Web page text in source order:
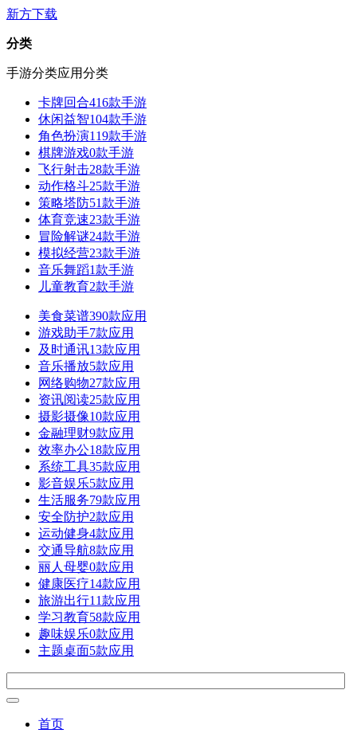
新方下载
分类
手游分类应用分类
卡牌回合416款手游
休闲益智104款手游
角色扮演119款手游
棋牌游戏0款手游
飞行射击28款手游
动作格斗25款手游
策略塔防51款手游
体育竞速23款手游
冒险解谜24款手游
模拟经营23款手游
音乐舞蹈1款手游
儿童教育2款手游
美食菜谱390款应用
游戏助手7款应用
及时通讯13款应用
音乐播放5款应用
网络购物27款应用
资讯阅读25款应用
摄影摄像10款应用
金融理财9款应用
效率办公18款应用
系统工具35款应用
影音娱乐5款应用
生活服务79款应用
安全防护2款应用
运动健身4款应用
交通导航8款应用
丽人母婴0款应用
健康医疗14款应用
旅游出行11款应用
学习教育58款应用
趣味娱乐0款应用
主题桌面5款应用
首页